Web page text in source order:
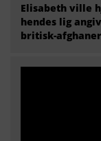
Elisabeth ville
hendes lig
britisk-